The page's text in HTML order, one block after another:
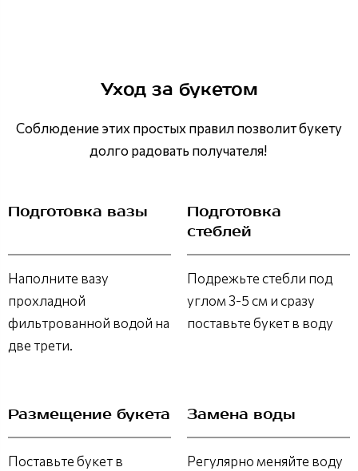
Уход за букетом
Соблюдение этих простых правил позволит букету
долго радовать получателя!
Подготовка вазы
Наполните вазу
прохладной
фильтрованной водой на
две трети.
Подготовка
стеблей
Подрежьте стебли под
углом 3-5 см и сразу
поставьте букет в воду
Размещение букета
Поставьте букет в
Замена воды
Регулярно меняйте воду